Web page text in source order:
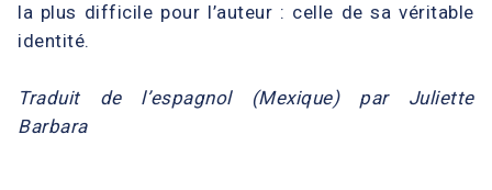
la plus difficile pour l’auteur : celle de sa véritable
identité.
Traduit de l’espagnol (Mexique) par Juliette
Barbara